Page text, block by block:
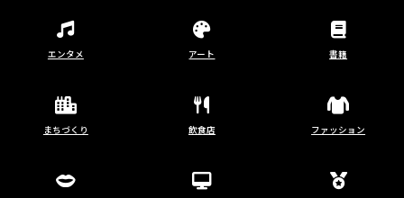
エンタメ アート 書籍
まちづくり 飲食店 ファッション